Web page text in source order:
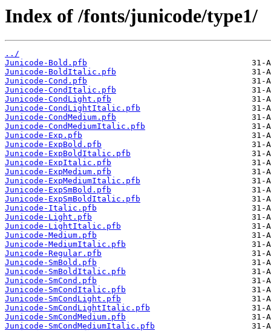
Index of /fonts/junicode/type1/
../
Junicode-Bold.pfb
Junicode-BoldItalic.pfb
Junicode-Cond.pfb
Junicode-CondItalic.pfb
Junicode-CondLight.pfb
Junicode-CondLightItalic.pfb
Junicode-CondMedium.pfb
Junicode-CondMediumItalic.pfb
Junicode-Exp.pfb
Junicode-ExpBold.pfb
Junicode-ExpBoldItalic.pfb
Junicode-ExpItalic.pfb
Junicode-ExpMedium.pfb
Junicode-ExpMediumItalic.pfb
Junicode-ExpSmBold.pfb
Junicode-ExpSmBoldItalic.pfb
Junicode-Italic.pfb
Junicode-Light.pfb
Junicode-LightItalic.pfb
Junicode-Medium.pfb
Junicode-MediumItalic.pfb
Junicode-Regular.pfb
Junicode-SmBold.pfb
Junicode-SmBoldItalic.pfb
Junicode-SmCond.pfb
Junicode-SmCondItalic.pfb
Junicode-SmCondLight.pfb
Junicode-SmCondLightItalic.pfb
Junicode-SmCondMedium.pfb
Junicode-SmCondMediumItalic.pfb